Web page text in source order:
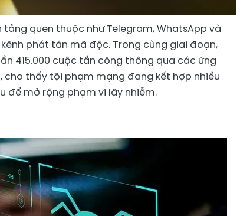
tảng quen thuộc như Telegram, WhatsApp và
phát tán mã độc. Trong cùng giai đoạn,
415.000 cuộc tấn công thông qua các ứng
cho thấy tội phạm mạng đang kết hợp nhiều
để mở rộng phạm vi lây nhiễm.